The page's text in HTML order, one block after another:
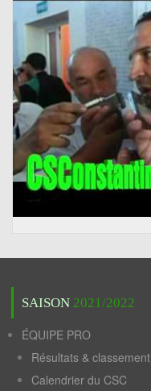
SAISON 2021/2022
ÉQUIPE PRO
Résultats & classement
Calendrier du CSC